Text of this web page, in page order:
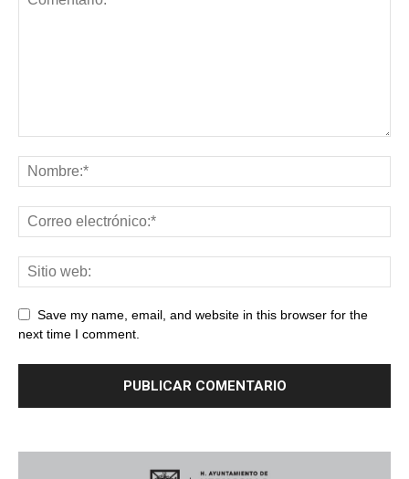
Save my name, email, and website in this browser for the
next time I comment.